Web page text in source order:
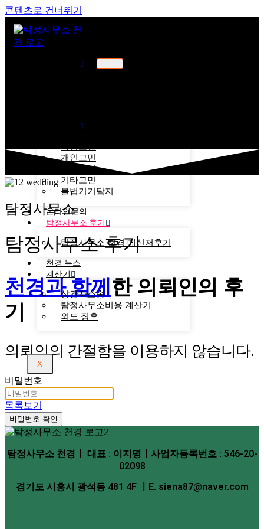
콘텐츠로 건너뛰기
개인고민
기업고민
기타고민
불법기기탐지
온라인문의
탐정사무소 후기
탐정사무소 천경 메신저후기
천경 뉴스
계산기
상간자소송
탐정사무소비용 계산기
외도 징후
X
탐정사무소
탐정사무소 후기
천경과 함께한 의뢰인의 후
기
의뢰인의 간절함을 이용하지 않습니다.
비밀번호
목록보기
비밀번호 확인
탐정사무소 천경ㅣ 대표 : 이지명ㅣ사업자등록번호 : 546-20-
02098
경기도 시흥시 광석동 481 4F ㅣE. siena87@naver.com